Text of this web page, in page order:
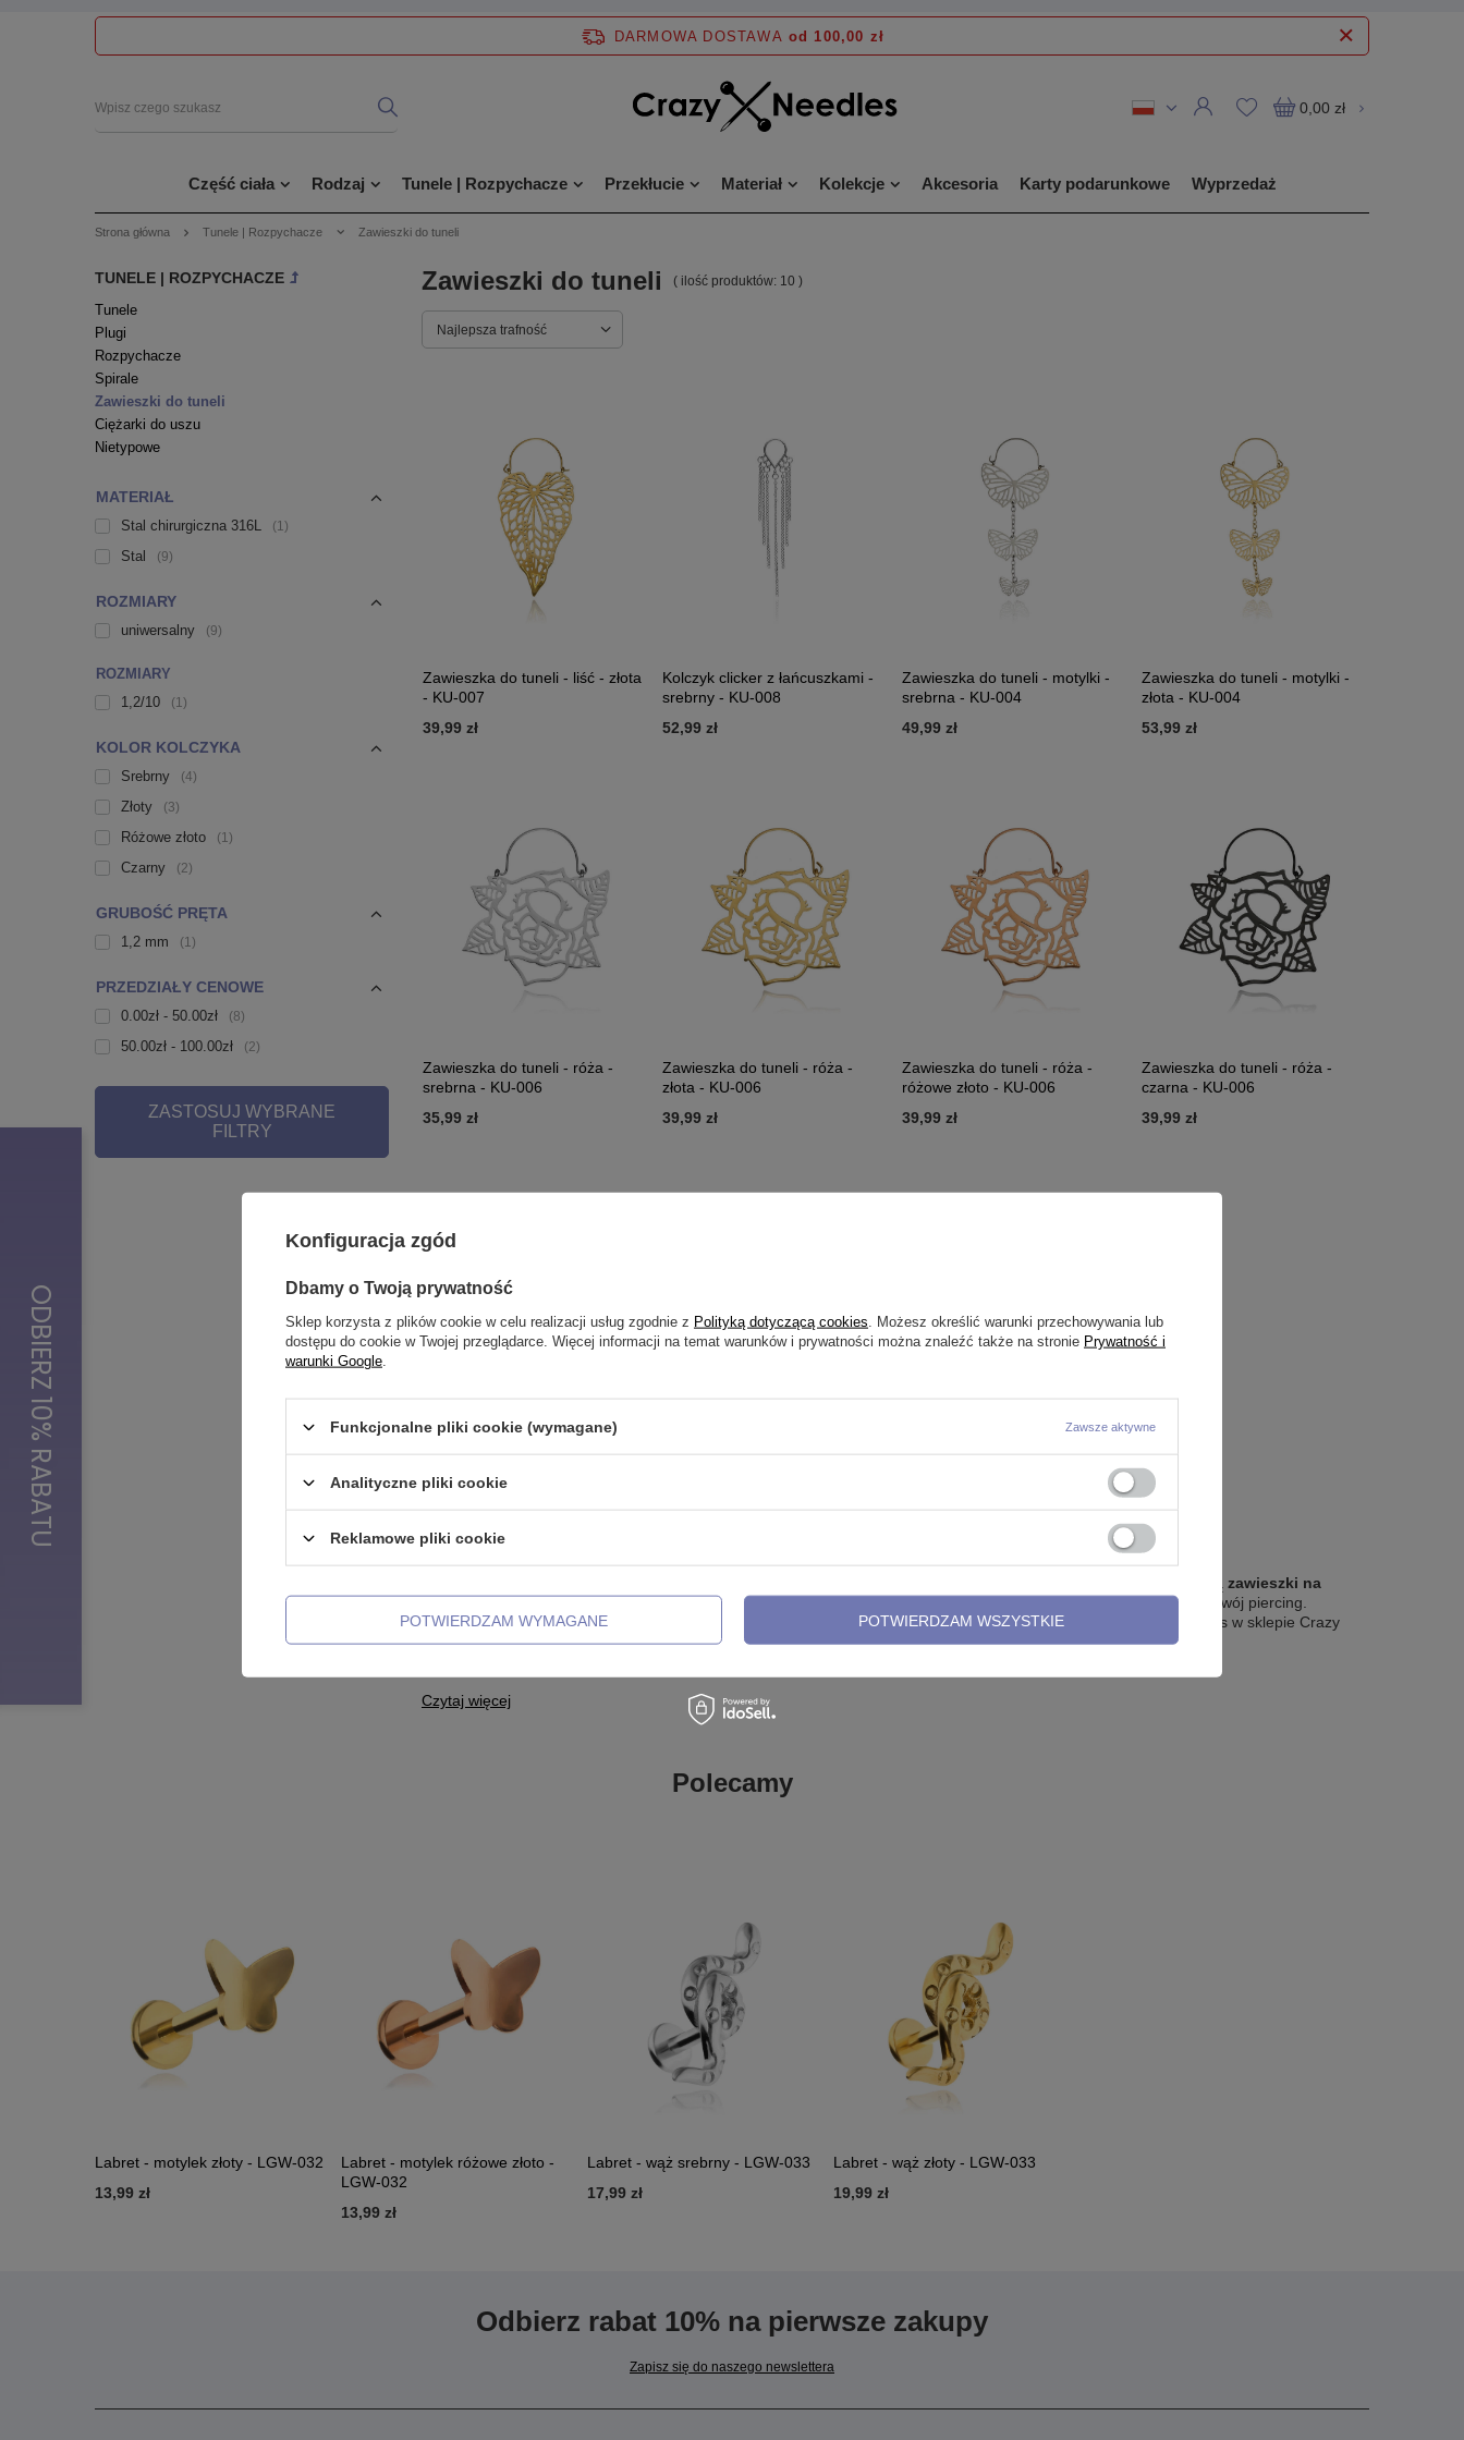
DARMOWA DOSTAWA od 100,00 zł
0,00 zł
Część ciała Rodzaj Tunele | Rozpychacze Przekłucie Materiał Kolekcje Akcesoria Karty podarunkowe Wyprzedaż
Strona główna Tunele | Rozpychacze Zawieszki do tuneli
TUNELE | ROZPYCHACZE
Tunele
Plugi
Rozpychacze
Spirale
Zawieszki do tuneli
Ciężarki do uszu
Nietypowe
MATERIAŁ
Stal chirurgiczna 316L 1
Stal 9
ROZMIARY
uniwersalny 9
ROZMIARY
1,2/10
1
KOLOR KOLCZYKA
Srebrny 4
Złoty 3
Różowe złoto 1
Czarny 2
GRUBOŚĆ PRĘTA
1,2 mm 1
PRZEDZIAŁY CENOWE
0.00zł - 50.00zł 8
50.00zł - 100.00zł 2
ZASTOSUJ WYBRANE
FILTRY
Zawieszki do tuneli ( ilość produktów: 10 )
Najlepsza trafność
Zawieszka do tuneli - liść - złota
- KU-007
39,99 zł
Kolczyk clicker z łańcuszkami -
srebrny - KU-008
52,99 zł
Zawieszka do tuneli - motylki -
srebrna - KU-004
49,99 zł
Zawieszka do tuneli - motylki -
złota - KU-004
53,99 zł
Zawieszka do tuneli - róża -
srebrna - KU-006
35,99 zł
Zawieszka do tuneli - róża -
złota - KU-006
39,99 zł
Zawieszka do tuneli - róża -
różowe złoto - KU-006
39,99 zł
Zawieszka do tuneli - róża -
czarna - KU-006
39,99 zł
srebrna - KU-007
zawieszki na
kolczyki.Jest to nowość na Polskim rynku, charmsy i łańcuszki do piercingu. Dzięki tym detalom możesz wyróżnić swój piercing.
Zawieszki oraz łańcuszki możemy zakładać na kolczykach typu labret, sztanga, kółko, podkowa itp. Znajdziecie u nas w sklepie Crazy
Needles wiele modeli zawieszek np. W kształcie węża, piórka, klasyczne cyrkonie itp.
Czytaj więcej
Polecamy
Labret - motylek złoty - LGW-032
13,99 zł
Labret - motylek różowe złoto -
LGW-032
13,99 zł
Labret - wąż srebrny - LGW-033
17,99 zł
Labret - wąż złoty - LGW-033
19,99 zł
Odbierz rabat 10% na pierwsze zakupy
Zapisz się do naszego newslettera
Konfiguracja zgód
Dbamy o Twoją prywatność
Sklep korzysta z plików cookie w celu realizacji usług zgodnie z Polityką dotyczącą cookies . Możesz określić warunki przechowywania lub
dostępu do cookie w Twojej przeglądarce. Więcej informacji na temat warunków i prywatności można znaleźć także na stronie Prywatność i
warunki Google
Funkcjonalne pliki cookie (wymagane) Zawsze aktywne
Analityczne pliki cookie
Reklamowe pliki cookie
POTWIERDZAM WYMAGANE POTWIERDZAM WSZYSTKIE